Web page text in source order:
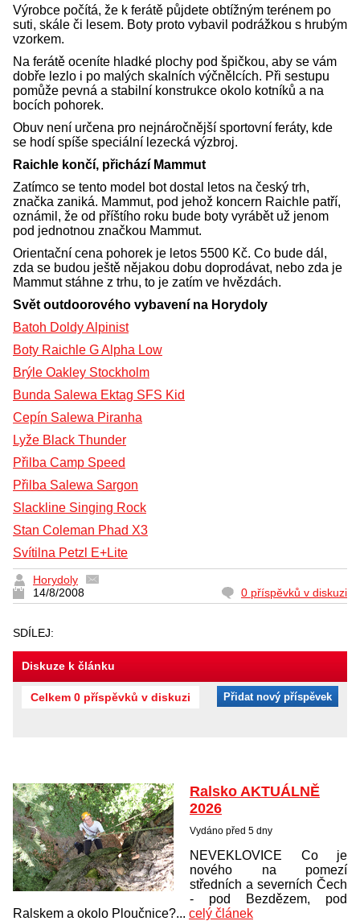
Výrobce počítá, že k ferátě půjdete obtížným terénem po
suti, skále či lesem. Boty proto vybavil podrážkou s hrubým
vzorkem.
Na ferátě oceníte hladké plochy pod špičkou, aby se vám
dobře lezlo i po malých skalních výčnělcích. Při sestupu
pomůže pevná a stabilní konstrukce okolo kotníků a na
bocích pohorek.
Obuv není určena pro nejnáročnější sportovní feráty, kde
se hodí spíše speciální lezecká výzbroj.
Raichle končí, přichází Mammut
Zatímco se tento model bot dostal letos na český trh,
značka zaniká. Mammut, pod jehož koncern Raichle patří,
oznámil, že od příštího roku bude boty vyrábět už jenom
pod jednotnou značkou Mammut.
Orientační cena pohorek je letos 5500 Kč. Co bude dál,
zda se budou ještě nějakou dobu doprodávat, nebo zda je
Mammut stáhne z trhu, to je zatím ve hvězdách.
Svět outdoorového vybavení na Horydoly
Batoh Doldy Alpinist
Boty Raichle G Alpha Low
Brýle Oakley Stockholm
Bunda Salewa Ektag SFS Kid
Cepín Salewa Piranha
Lyže Black Thunder
Přilba Camp Speed
Přilba Salewa Sargon
Slackline Singing Rock
Stan Coleman Phad X3
Svítilna Petzl E+Lite
Horydoly
14/8/2008
0 příspěvků v diskuzi
SDÍLEJ:
Diskuze k článku
Celkem 0 příspěvků v diskuzi Přidat nový příspěvek
Ralsko AKTUÁLNĚ
2026
Vydáno před 5 dny
NEVEKLOVICE Co je
nového na pomezí
středních a severních Čech
- pod Bezdězem, pod
Ralskem a okolo Ploučnice?... celý článek